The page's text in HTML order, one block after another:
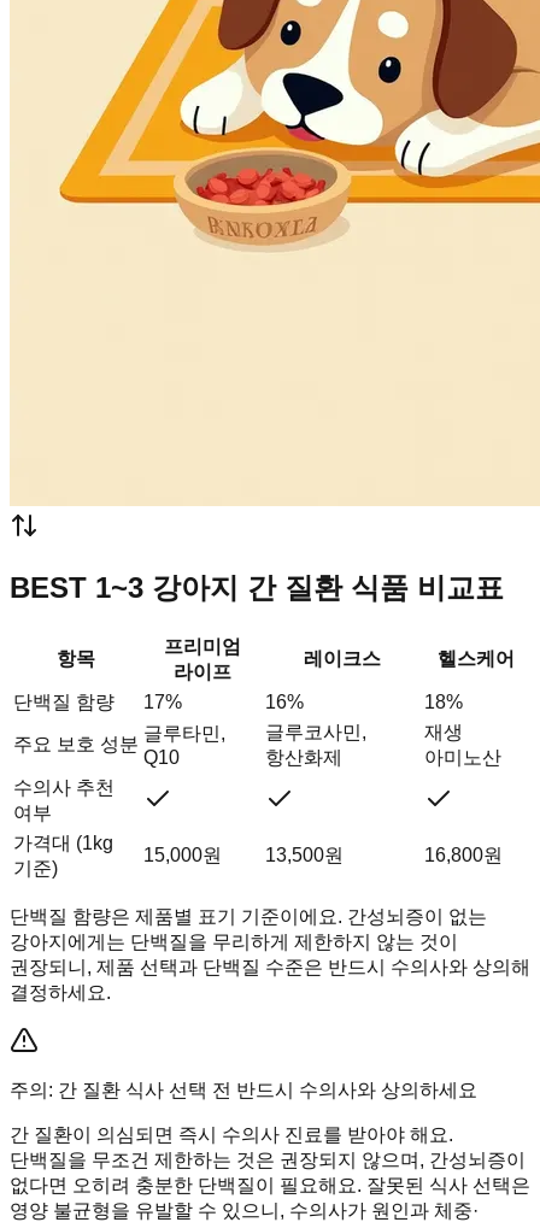
BEST 1~3 강아지 간 질환 식품 비교표
항목
프리미엄
라이프
레이크스 헬스케어
단백질 함량 17% 16% 18%
주요 보호 성분
글루타민,
Q10
글루코사민,
항산화제
재생
아미노산
수의사 추천
여부
가격대 (1kg
기준)
15,000원 13,500원 16,800원
단백질 함량은 제품별 표기 기준이에요. 간성뇌증이 없는
강아지에게는 단백질을 무리하게 제한하지 않는 것이
권장되니, 제품 선택과 단백질 수준은 반드시 수의사와 상의해
결정하세요.
주의: 간 질환 식사 선택 전 반드시 수의사와 상의하세요
간 질환이 의심되면 즉시 수의사 진료를 받아야 해요.
단백질을 무조건 제한하는 것은 권장되지 않으며, 간성뇌증이
없다면 오히려 충분한 단백질이 필요해요. 잘못된 식사 선택은
영양 불균형을 유발할 수 있으니, 수의사가 원인과 체중·